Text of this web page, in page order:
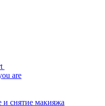
are
снятие макияжа